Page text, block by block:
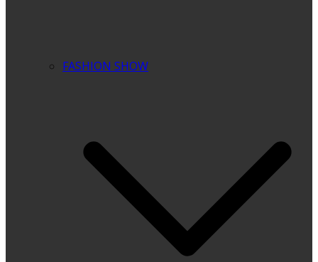
FASHION SHOW